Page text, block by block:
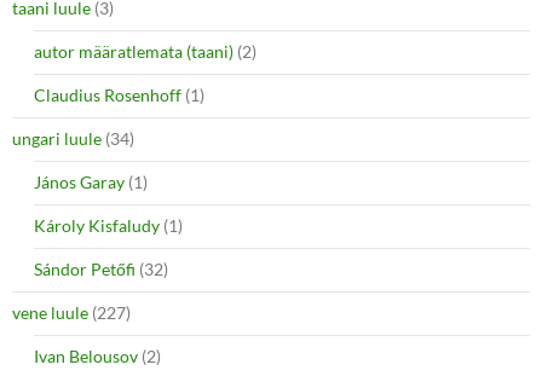
taani luule (3)
autor määratlemata (taani) (2)
Claudius Rosenhoff (1)
ungari luule (34)
János Garay (1)
Károly Kisfaludy (1)
Sándor Petőfi (32)
vene luule (227)
Ivan Belousov (2)